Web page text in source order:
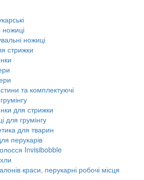
ножиці
ножиці
стрижки
та комплектуючі
для стрижки
для грумінгу
для тварин
перукарів
Invisibobble
краси, перукарні робочі місця